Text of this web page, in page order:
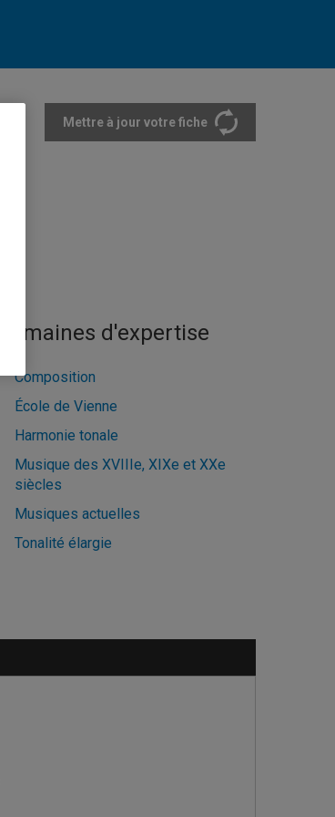
Mettre à jour votre fiche
Domaines d'expertise
Composition
École de Vienne
Harmonie tonale
Musique des XVIIIe, XIXe et XXe
siècles
Musiques actuelles
Tonalité élargie